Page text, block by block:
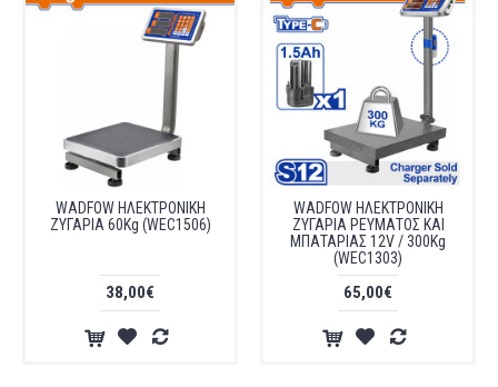
WADFOW ΗΛΕΚΤΡΟΝΙΚΗ
ΖΥΓΑΡΙΑ 60Kg (WEC1506)
38,00€
WADFOW ΗΛΕΚΤΡΟΝΙΚΗ
ΖΥΓΑΡΙΑ ΡΕΥΜΑΤΟΣ ΚΑΙ
ΜΠΑΤΑΡΙΑΣ 12V / 300Kg
(WEC1303)
65,00€